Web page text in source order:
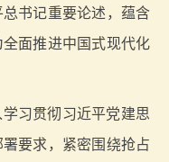
书记重要论述，蕴含
面推进中国式现代化
习贯彻习近平党建思
要求，紧密围绕抢占